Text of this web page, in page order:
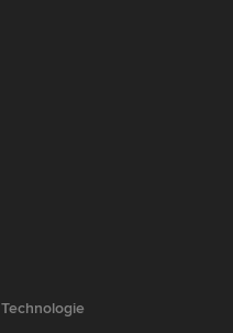
Technologie